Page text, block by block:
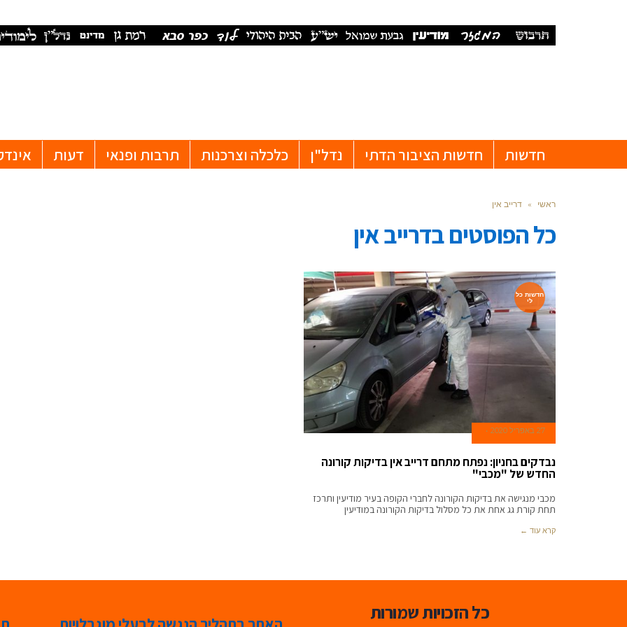
חדשות חדשות הציבור הדתי נדל"ן כלכלה וצרכנות תרבות ופנאי דעות
ראשי » דרייב אין
כל הפוסטים בדרייב אין
חדשות כל
לי
27 באפריל 2020
נבדקים בחניון: נפתח מתחם דרייב אין בדיקות קורונה
החדש של "מכבי"
מכבי מנגישה את בדיקות הקורונה לחברי הקופה בעיר מודיעין ותרכז
תחת קורת גג אחת את כל מסלול בדיקות הקורונה במודיעין
קרא עוד ←
כל הזכויות שמורות